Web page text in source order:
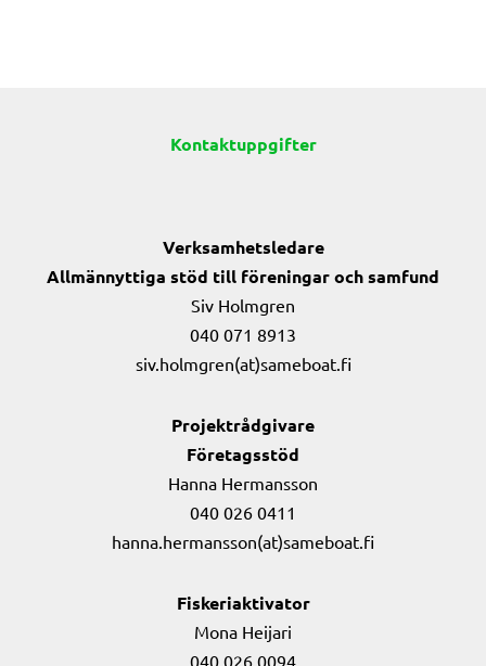
Kontaktuppgifter
Verksamhetsledare
Allmännyttiga stöd till föreningar och samfund
Siv Holmgren
040 071 8913
siv.holmgren(at)sameboat.fi
Projektrådgivare
Företagsstöd
Hanna Hermansson
040 026 0411
hanna.hermansson(at)sameboat.fi
Fiskeriaktivator
Mona Heijari
040 026 0094